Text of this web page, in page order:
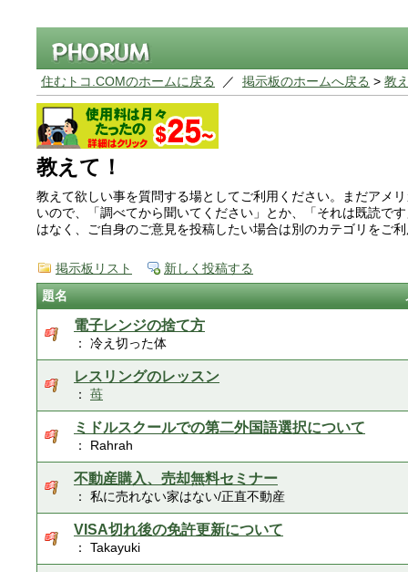
住むトコ.COMのホームに戻る ／ 掲示板のホームへ戻る > 教
教えて！
教えて欲しい事を質問する場としてご利用ください。まだアメ
いので、「調べてから聞いてください」とか、「それは既読で
はなく、ご自身のご意見を投稿したい場合は別のカテゴリをご
掲示板リスト
新しく投稿する
題名
電子レンジの捨て方
： 冷え切った体
レスリングのレッスン
： 苺
ミドルスクールでの第二外国語選択について
： Rahrah
不動産購入、売却無料セミナー
： 私に売れない家はない/正直不動産
VISA切れ後の免許更新について
： Takayuki